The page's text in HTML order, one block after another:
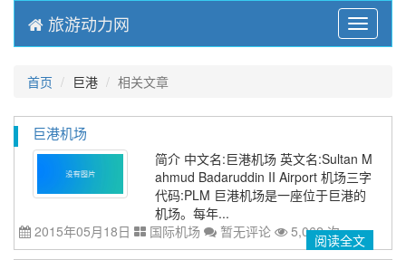
Menu
旅游动力网
首页 巨港 相关文章
巨港机场
简介 中文名:巨港机场 英文名:Sultan M
ahmud Badaruddin II Airport 机场三字
代码:PLM 巨港机场是一座位于巨港的
机场。每年...
2015年05月18日
国际机场 暂无评论 5,062 次阅读全文